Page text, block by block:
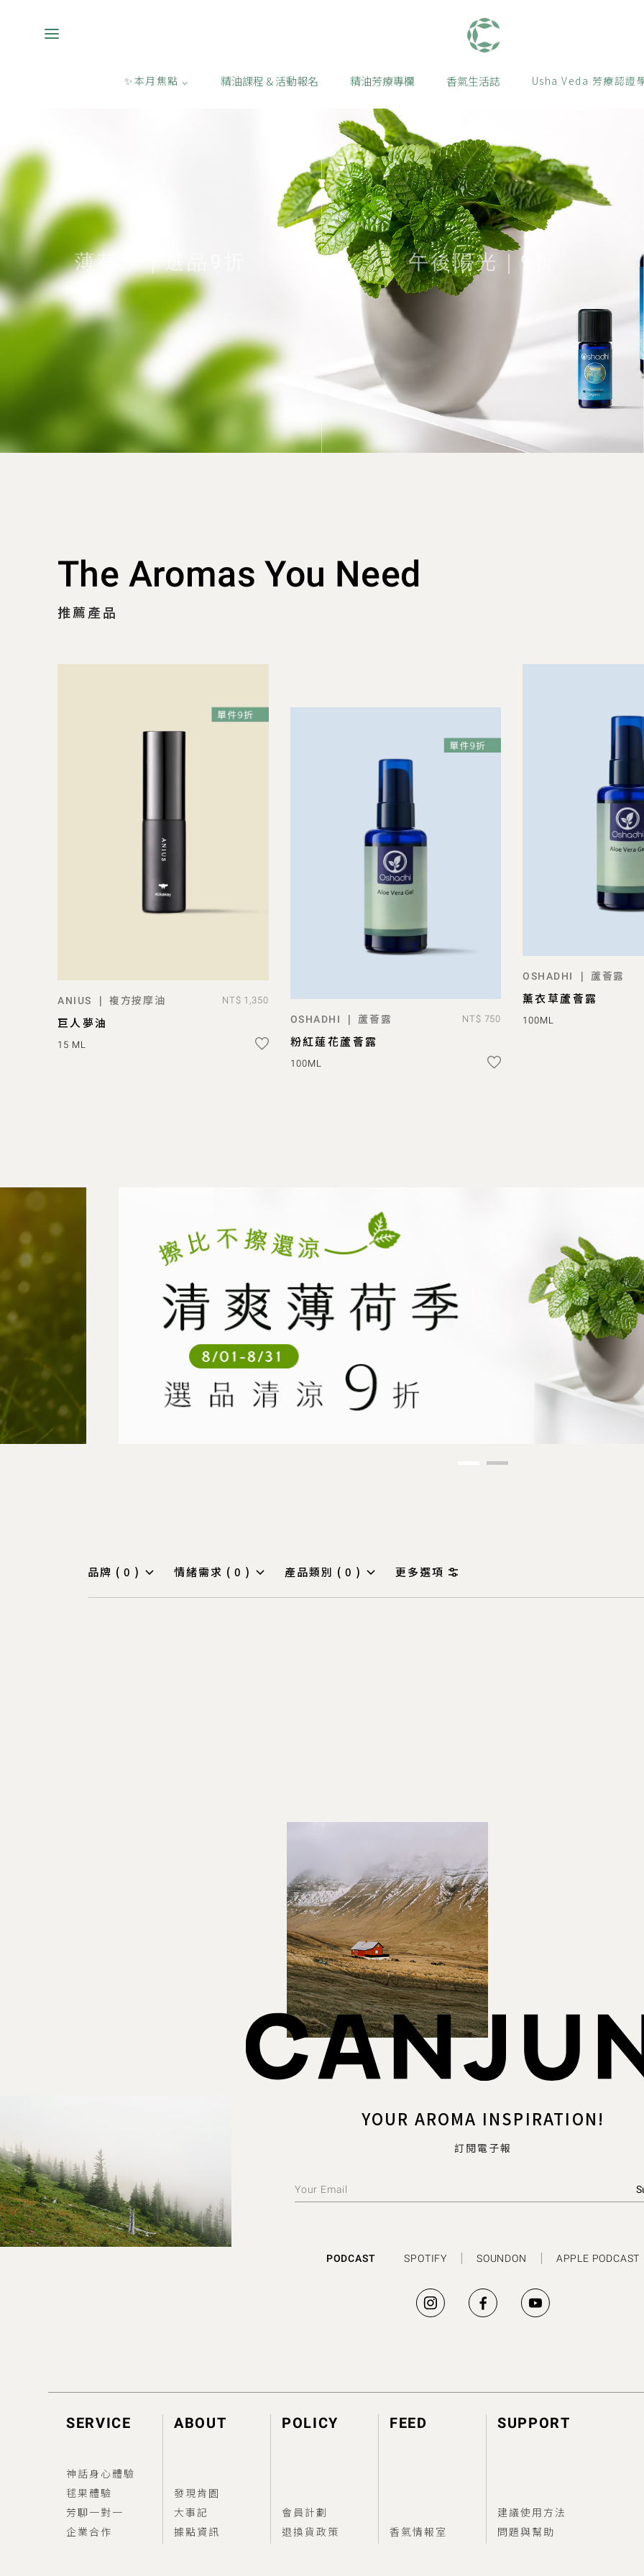
肯園 Canjune
✨本月焦點 ⌵ 精油課程 & 活動報名 精油芳療專欄 香氣生活誌 Usha Veda 芳療認證
薄荷季｜選品9折 午後陽光｜9折
The Aromas You Need
推薦產品
ADD TO BAG
ANIUS | 複方按摩油 NT$ 1,350
巨人夢油
15 ML
ADD TO BAG
OSHADHI | 蘆薈露 NT$ 750
粉紅蓮花蘆薈露
100ML
ADD
OSHADHI | 蘆薈露
薰衣草蘆薈露
100ML
品牌 ( 0 ) 情緒需求 ( 0 ) 產品類別 ( 0 ) 更多選項
YOUR AROMA INSPIRATION!
訂閱電子報
PODCAST SPOTIFY SOUNDON APPLE PODCAST
SERVICE
神話身心體驗
毬果體驗
芳聊一對一
企業合作
ABOUT
發現肯園
大事記
據點資訊
POLICY
會員計劃
退換貨政策
FEED
香氣情報室
SUPPORT
建議使用方法
問題與幫助